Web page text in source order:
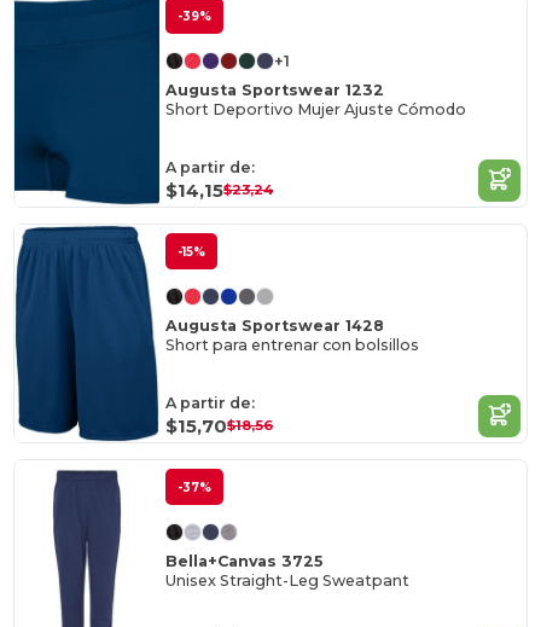
-39%
+1
Augusta Sportswear 1232
Short Deportivo Mujer Ajuste Cómodo
A partir de:
$14,15$23,24
-15%
Augusta Sportswear 1428
Short para entrenar con bolsillos
A partir de:
$15,70$18,56
-37%
Bella+Canvas 3725
Unisex Straight-Leg Sweatpant